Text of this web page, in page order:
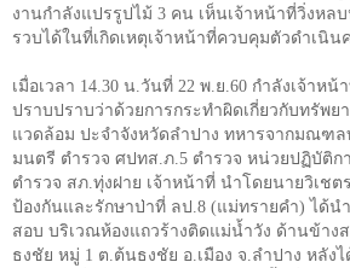
งานกำลังแปรรูปไม้ 3 คน เห็นเจ้าหน้าที่วิ่งหล
รวบได้ในที่เกิดเหตุเจ้าหน้าที่ควบคุมตัวดำเนิ
เมื่อเวลา 14.30 น.วันที่ 22 พ.ย.60 กำลังเจ้าห
ปราบปราบว่าด้วยการกระทำผิดเกี่ยวกับทรัพย
แวดล้อม ปะจำจังหวัดลำปาง ทหารจากมณฑล
มนตรี ตำรวจ ศปทส.ภ.5 ตำรวจ หน่วยปฏิบัติก
ตำรวจ สภ.ทุ่งฝาย เจ้าหน้าที่ นำโดยนายวิเช
ป้องกันและรักษาป่าที่ ลป.8 (แม่ทรายคำ) ได้น
สอบ บริเวณห้องแถวร้างติดแม่น้ำวัง ด้านข้าง
ธงชัย หมู่ 1 ต.ต้นธงชัย อ.เมือง จ.ลำปาง หลัง